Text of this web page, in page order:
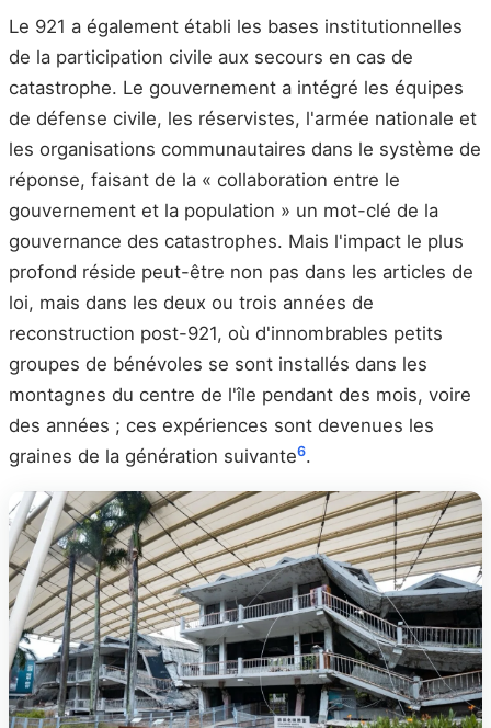
Le 921 a également établi les bases institutionnelles
de la participation civile aux secours en cas de
catastrophe. Le gouvernement a intégré les équipes
de défense civile, les réservistes, l'armée nationale et
les organisations communautaires dans le système de
réponse, faisant de la « collaboration entre le
gouvernement et la population » un mot-clé de la
gouvernance des catastrophes. Mais l'impact le plus
profond réside peut-être non pas dans les articles de
loi, mais dans les deux ou trois années de
reconstruction post-921, où d'innombrables petits
groupes de bénévoles se sont installés dans les
montagnes du centre de l'île pendant des mois, voire
des années ; ces expériences sont devenues les
graines de la génération suivante6.